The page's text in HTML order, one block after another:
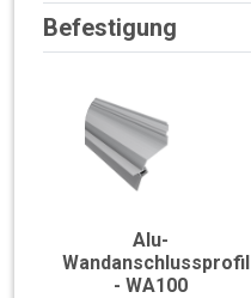
Befestigung
Alu-
Wandanschlussprofil
- WA100